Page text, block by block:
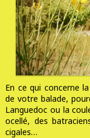
En ce qui concerne
de votre balade,
Languedoc ou la
ocellé, des
cigales…